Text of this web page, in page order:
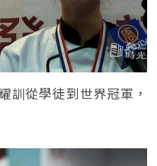
訓從學徒到世界冠軍，